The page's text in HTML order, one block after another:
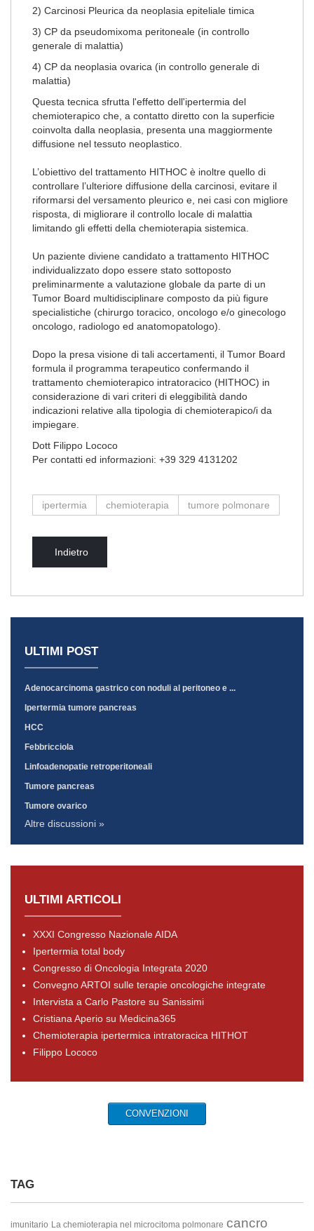
2) Carcinosi Pleurica da neoplasia epiteliale timica
3) CP da pseudomixoma peritoneale (in controllo
generale di malattia)
4) CP da neoplasia ovarica (in controllo generale di
malattia)
Questa tecnica sfrutta l'effetto dell'ipertermia del
chemioterapico che, a contatto diretto con la superficie
coinvolta dalla neoplasia, presenta una maggiormente
diffusione nel tessuto neoplastico.
L’obiettivo del trattamento HITHOC è inoltre quello di
controllare l’ulteriore diffusione della carcinosi, evitare il
riformarsi del versamento pleurico e, nei casi con migliore
risposta, di migliorare il controllo locale di malattia
limitando gli effetti della chemioterapia sistemica.
Un paziente diviene candidato a trattamento HITHOC
individualizzato dopo essere stato sottoposto
preliminarmente a valutazione globale da parte di un
Tumor Board multidisciplinare composto da più figure
specialistiche (chirurgo toracico, oncologo e/o ginecologo
oncologo, radiologo ed anatomopatologo).
Dopo la presa visione di tali accertamenti, il Tumor Board
formula il programma terapeutico confermando il
trattamento chemioterapico intratoracico (HITHOC) in
considerazione di vari criteri di eleggibilità dando
indicazioni relative alla tipologia di chemioterapico/i da
impiegare.
Dott Filippo Lococo
Per contatti ed informazioni: +39 329 4131202
ipertermia chemioterapia tumore polmonare
Indietro
ULTIMI POST
Adenocarcinoma gastrico con noduli al peritoneo e ...
Ipertermia tumore pancreas
HCC
Febbricciola
Linfoadenopatie retroperitoneali
Tumore pancreas
Tumore ovarico
Altre discussioni »
ULTIMI ARTICOLI
XXXI Congresso Nazionale AIDA
Ipertermia total body
Congresso di Oncologia Integrata 2020
Convegno ARTOI sulle terapie oncologiche integrate
Intervista a Carlo Pastore su Sanissimi
Cristiana Aperio su Medicina365
Chemioterapia ipertermica intratoracica HITHOT
Filippo Lococo
CONVENZIONI
TAG
imunitario La chemioterapia nel microcitoma polmonare cancro